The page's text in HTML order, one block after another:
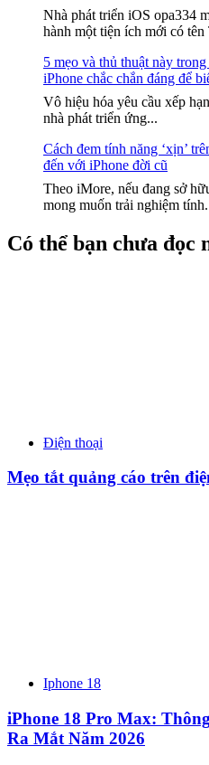
Nhà phát triển iOS opa334
hành một tiện ích mới có tên
5 mẹo và thủ thuật này
iPhone chắc chắn đáng để
Vô hiệu hóa yêu cầu xếp
nhà phát triển ứng...
Cách đem tính năng ‘xịn’
đến với iPhone đời cũ
Theo iMore, nếu đang sở
mong muốn trải nghiệm
Có thể bạn chưa đọc
Điện thoại
Mẹo tắt quảng cáo trên
Iphone 18
iPhone 18 Pro Max:
Ra Mắt Năm 2026